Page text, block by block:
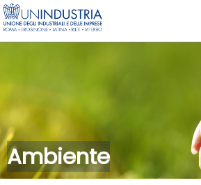
Ambiente